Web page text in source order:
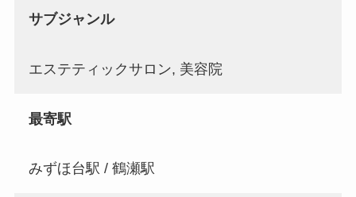
サブジャンル
エステティックサロン, 美容院
最寄駅
みずほ台駅 / 鶴瀬駅